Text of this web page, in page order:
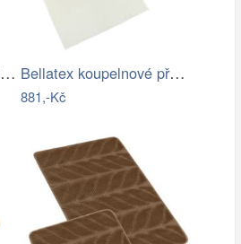
L\'essentiel Sada 2 koupelnových… Bellatex koupelnové předložky BANYGOLD…
881,-Kč